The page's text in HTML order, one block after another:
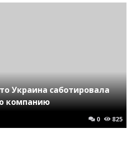
Украина саботировала
компанию
0 825